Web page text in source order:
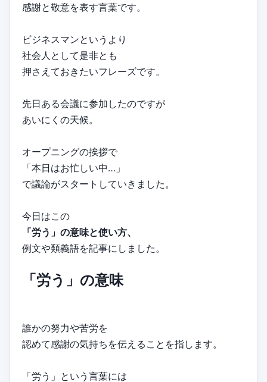
感謝と敬意を表す言葉です。
ビジネスマンというより
社会人として是非とも
押さえておきたいフレーズです。
先日ある会議に参加したのですが
あいにくの天候。
オープニングの挨拶で
「本日はお忙しい中…」
で議論がスタートしていきました。
今日はこの
「労う」の意味と使い方、
例文や類義語を記事にしました。
「労う」の意味
誰かの努力や苦労を
認めて感謝の気持ちを伝えることを指します。
「労う」という言葉には